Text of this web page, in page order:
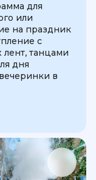
для
или
на праздник
с
танцами
дня
в